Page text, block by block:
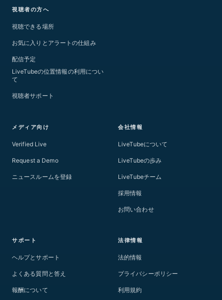
視聴者の方へ
視聴できる場所
お気に入りとアラートの仕組み
配信予定
LiveTubeの位置情報の利用につい
て
視聴者サポート
メディア向け
Verified Live
Request a Demo
ニュースルームを登録
会社情報
LiveTubeについて
LiveTubeの歩み
LiveTubeチーム
採用情報
お問い合わせ
サポート
ヘルプとサポート
よくある質問と答え
報酬について
法律情報
法的情報
プライバシーポリシー
利用規約